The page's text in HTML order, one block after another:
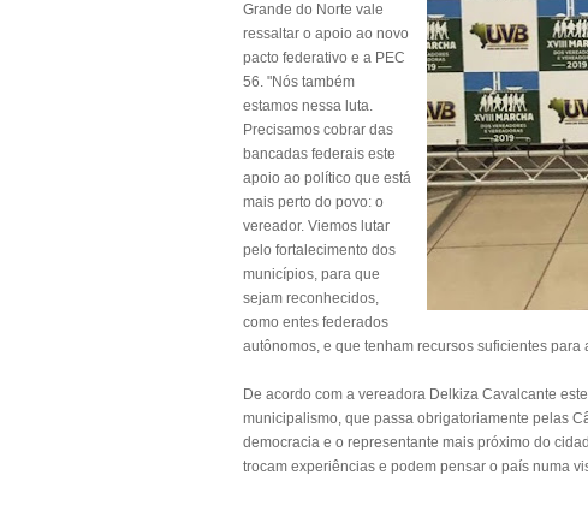
Grande do Norte vale
ressaltar o apoio ao novo
pacto federativo e a PEC
56. "Nós também
estamos nessa luta.
Precisamos cobrar das
bancadas federais este
apoio ao político que está
mais perto do povo: o
vereador. Viemos lutar
pelo fortalecimento dos
municípios, para que
sejam reconhecidos,
como entes federados
autônomos, e que tenham recursos suficientes
De acordo com a vereadora Delkiza Cavalcante
municipalismo, que passa obrigatoriamente pelas
democracia e o representante mais próximo do
trocam experiências e podem pensar o país numa